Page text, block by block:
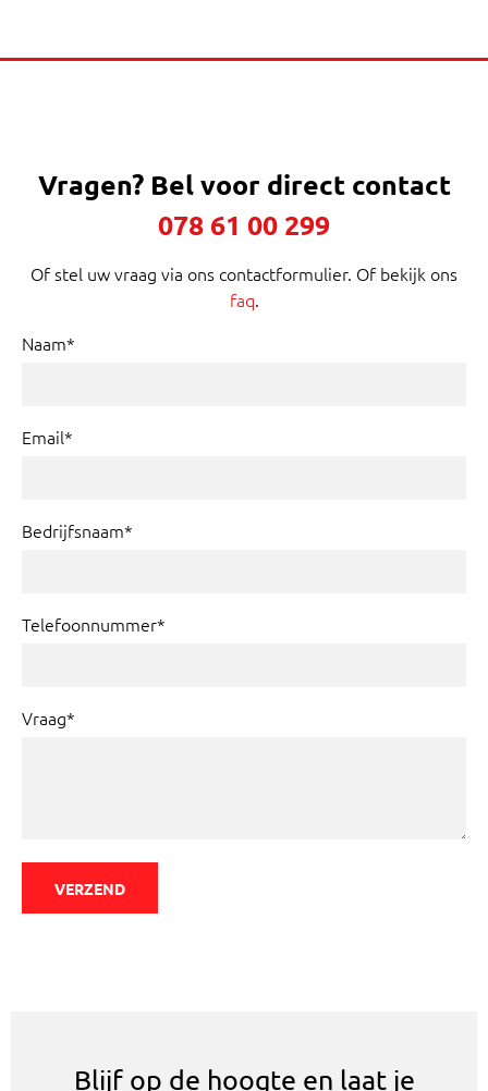
Vragen? Bel voor direct contact
078 61 00 299
Of stel uw vraag via ons contactformulier. Of bekijk ons
faq.
Naam*
Email*
Bedrijfsnaam*
Telefoonnummer*
Vraag*
VERZEND
Blijf op de hoogte en laat je